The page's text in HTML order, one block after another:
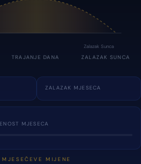
Zalazak Sunca
TRAJANJE DANA ZALAZAK SUNCA
ZALAZAK MJESECA
MJESECA
MJESEČEVE MIJENE